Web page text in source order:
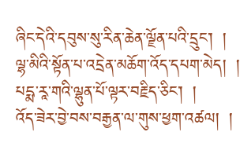
ཞིང་དེའི་དབུས་སུ་རིན་ཆེན་ལྗོན་པའི་དྲུང་། །
ལྷ་མིའི་སྟོན་པ་འདྲེན་མཆོག་འོད་དཔག་མེད། །
པདྨ་རཱ་གའི་ལྷུན་པོ་ལྟར་བརྗིད་ཅིང་། །
འོད་ཟེར་བྱེ་བས་བརྒྱན་ལ་གུས་ཕྱག་འཚལ། །